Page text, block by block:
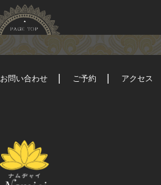
お問い合わせ ご予約 アクセス